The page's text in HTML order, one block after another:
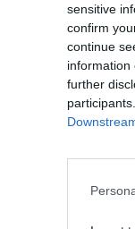
sensitive
confirm
continue
information
further